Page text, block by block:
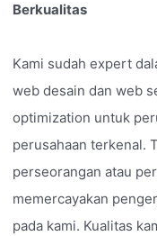
Berkualitas
Kami sudah expert
web desain dan web
optimization untuk
perusahaan terkenal.
perseorangan atau
memercayakan
pada kami. Kualitas